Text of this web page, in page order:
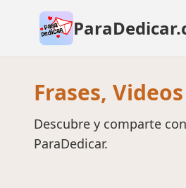
Frases,
Descubre y comparte
ParaDedicar.